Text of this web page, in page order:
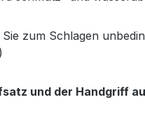
zum Schlagen
und der Handgriff